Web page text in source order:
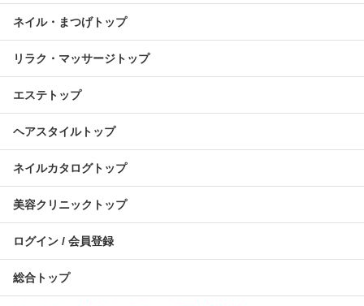
ネイル・まつげトップ
リラク・マッサージトップ
エステトップ
ヘアスタイルトップ
ネイルカタログトップ
美容クリニックトップ
ログイン / 会員登録
総合トップ